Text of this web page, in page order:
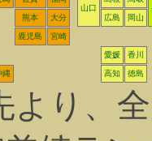
山口
熊本
大分 広島 岡山
鹿児島 宮崎
愛媛 香川
縄 高知 徳島
り、